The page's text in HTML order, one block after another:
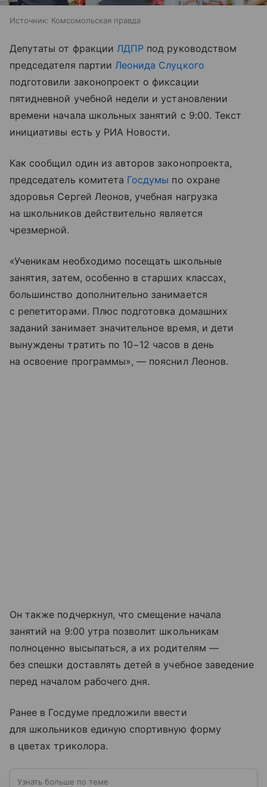
Источник: Комсомольская правда
Депутаты от фракции ЛДПР под руководством
председателя партии Леонида Слуцкого
подготовили законопроект о фиксации
пятидневной учебной недели и установлении
времени начала школьных занятий с 9:00. Текст
инициативы есть у РИА Новости.
Как сообщил один из авторов законопроекта,
председатель комитета Госдумы по охране
здоровья Сергей Леонов, учебная нагрузка
на школьников действительно является
чрезмерной.
«Ученикам необходимо посещать школьные
занятия, затем, особенно в старших классах,
большинство дополнительно занимается
с репетиторами. Плюс подготовка домашних
заданий занимает значительное время, и дети
вынуждены тратить по 10−12 часов в день
на освоение программы», — пояснил Леонов.
Он также подчеркнул, что смещение начала
занятий на 9:00 утра позволит школьникам
полноценно высыпаться, а их родителям —
без спешки доставлять детей в учебное заведение
перед началом рабочего дня.
Ранее в Госдуме предложили ввести
для школьников единую спортивную форму
в цветах триколора.
Узнать больше по теме